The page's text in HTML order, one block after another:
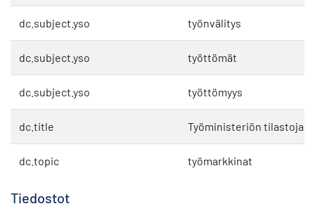
dc.subject.yso työnvälitys
dc.subject.yso työttömät
dc.subject.yso työttömyys
dc.title Työministeriön tilastoja
dc.topic työmarkkinat
Tiedostot